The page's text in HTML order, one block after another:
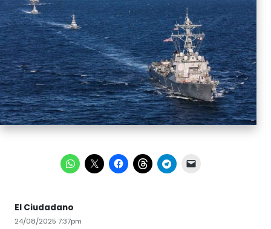
El Ciudadano
24/08/2025 7:37pm